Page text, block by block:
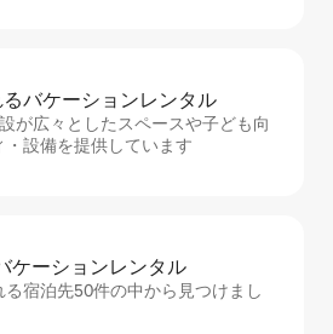
バ⁠ケ⁠ー⁠シ⁠ョ⁠ンレ⁠ン⁠タ⁠ル
が広々としたスペースや子ども向
・設備を提供しています
ケ⁠ー⁠シ⁠ョ⁠ンレ⁠ン⁠タ⁠ル
宿泊先50件の中から見つけまし